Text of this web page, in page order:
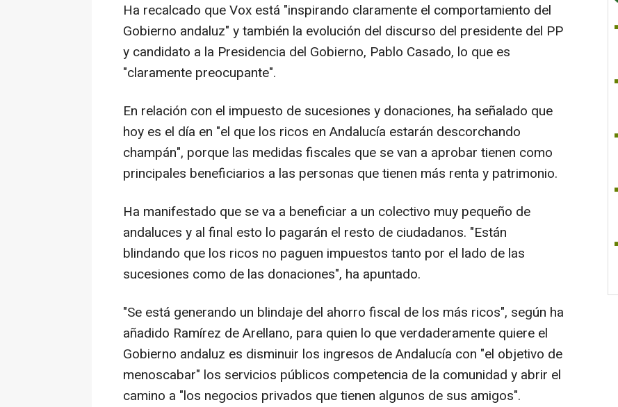
Ha recalcado que Vox está "inspirando claramente el comportamiento del
Gobierno andaluz" y también la evolución del discurso del presidente del PP
y candidato a la Presidencia del Gobierno, Pablo Casado, lo que es
"claramente preocupante".
En relación con el impuesto de sucesiones y donaciones, ha señalado que
hoy es el día en "el que los ricos en Andalucía estarán descorchando
champán", porque las medidas fiscales que se van a aprobar tienen como
principales beneficiarios a las personas que tienen más renta y patrimonio.
Ha manifestado que se va a beneficiar a un colectivo muy pequeño de
andaluces y al final esto lo pagarán el resto de ciudadanos. "Están
blindando que los ricos no paguen impuestos tanto por el lado de las
sucesiones como de las donaciones", ha apuntado.
"Se está generando un blindaje del ahorro fiscal de los más ricos", según ha
añadido Ramírez de Arellano, para quien lo que verdaderamente quiere el
Gobierno andaluz es disminuir los ingresos de Andalucía con "el objetivo de
menoscabar" los servicios públicos competencia de la comunidad y abrir el
camino a "los negocios privados que tienen algunos de sus amigos".